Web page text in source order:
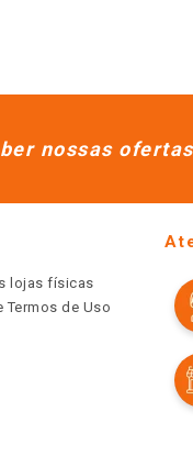
nossas
lojas físicas
Termos de Uso